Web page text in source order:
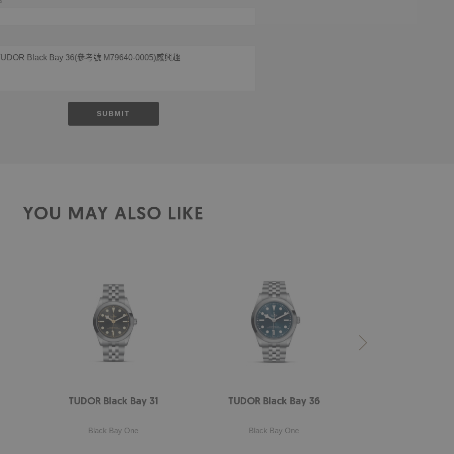
SUBMIT
YOU MAY ALSO LIKE
TUDOR Black Bay 31
Black Bay One
TUDOR Black Bay 36
Black Bay One